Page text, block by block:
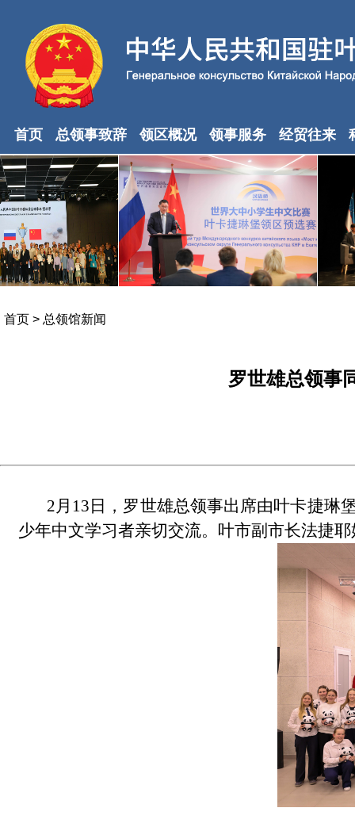
首页 总领事致辞 领区概况 领事服务 经贸往来
首页 > 总领馆新闻
罗世雄总领事
2月13日，罗世雄总领事出席由叶卡捷琳
少年中文学习者亲切交流。叶市副市长法捷